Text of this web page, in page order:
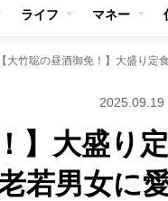
ライフ マネー
2025.09.19
】大盛り
若男女に